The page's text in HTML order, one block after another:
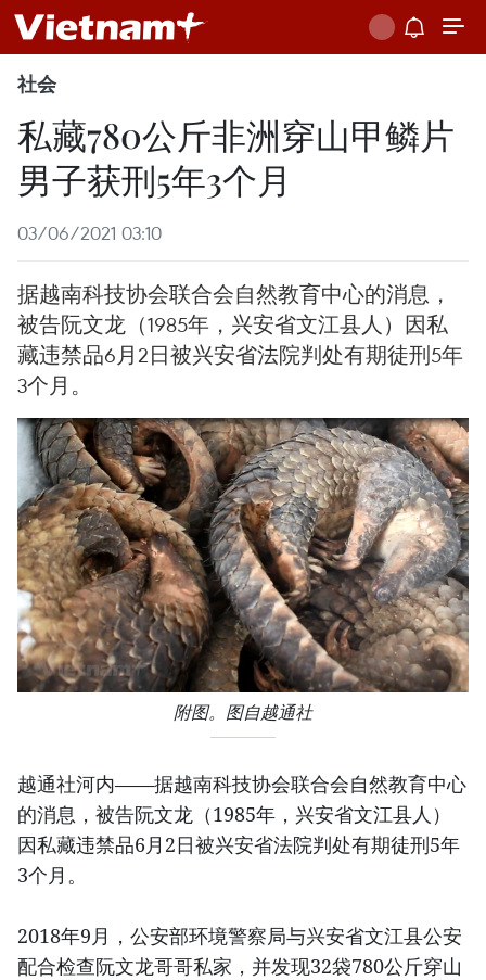
社会
私藏780公斤非洲穿山甲鳞片
男子获刑5年3个月
03/06/2021 03:10
据越南科技协会联合会自然教育中心的消息，
被告阮文龙（1985年，兴安省文江县人）因私
藏违禁品6月2日被兴安省法院判处有期徒刑5年
3个月。
附图。图自越通社
越通社河内——据越南科技协会联合会自然教育中心
的消息，被告阮文龙（1985年，兴安省文江县人）
因私藏违禁品6月2日被兴安省法院判处有期徒刑5年
3个月。
2018年9月，公安部环境警察局与兴安省文江县公安
配合检查阮文龙哥哥私家，并发现32袋780公斤穿山